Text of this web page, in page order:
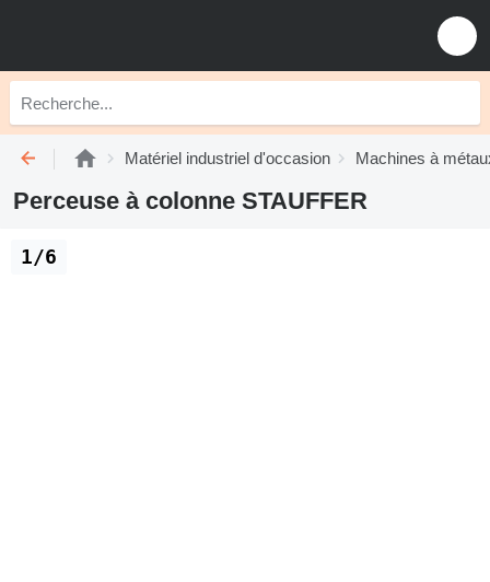
Matériel industriel d'occasion Machines à
Perceuse à colonne STAUFFER
1/6